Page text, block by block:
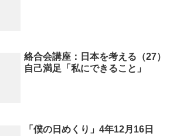
絡合会講座：日本を考える（27）
自己満足「私にできること」
「僕の日めくり」4年12月16日